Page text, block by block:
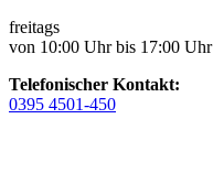
freitags
von 10:00 Uhr bis 17:00 Uhr
Telefonischer Kontakt:
0395 4501-450